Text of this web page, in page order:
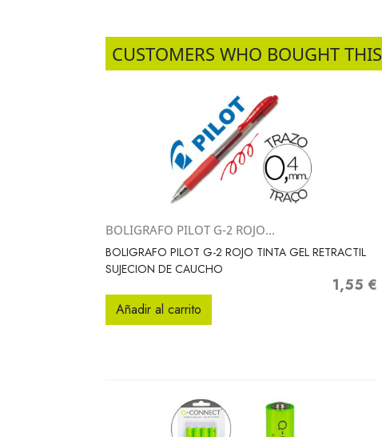
CUSTOMERS WHO BOUGHT THIS
Vista rápida
BOLIGRAFO PILOT G-2 ROJO...
BOLIGRAFO PILOT G-2 ROJO TINTA GEL RETRACTIL
SUJECION DE CAUCHO
Precio
1,55 €
Añadir al carrito